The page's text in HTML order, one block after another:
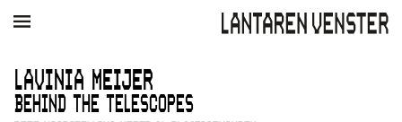
AGENDA FILM MUZIEK
Winkelmandje
Zoek
LAVINIA MEIJER
BEHIND THE TELESCOPES